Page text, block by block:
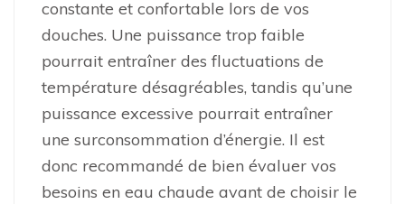
constante et confortable lors de vos
douches. Une puissance trop faible
pourrait entraîner des fluctuations de
température désagréables, tandis qu’une
puissance excessive pourrait entraîner
une surconsommation d’énergie. Il est
donc recommandé de bien évaluer vos
besoins en eau chaude avant de choisir le